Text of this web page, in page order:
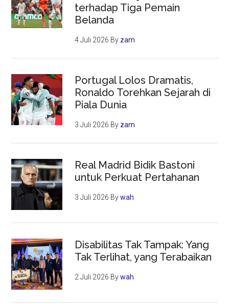
terhadap Tiga Pemain
Belanda
4 Juli 2026 By zam
Portugal Lolos Dramatis,
Ronaldo Torehkan Sejarah di
Piala Dunia
3 Juli 2026 By zam
Real Madrid Bidik Bastoni
untuk Perkuat Pertahanan
3 Juli 2026 Bywah
Disabilitas Tak Tampak: Yang
Tak Terlihat, yang Terabaikan
2 Juli 2026 Bywah